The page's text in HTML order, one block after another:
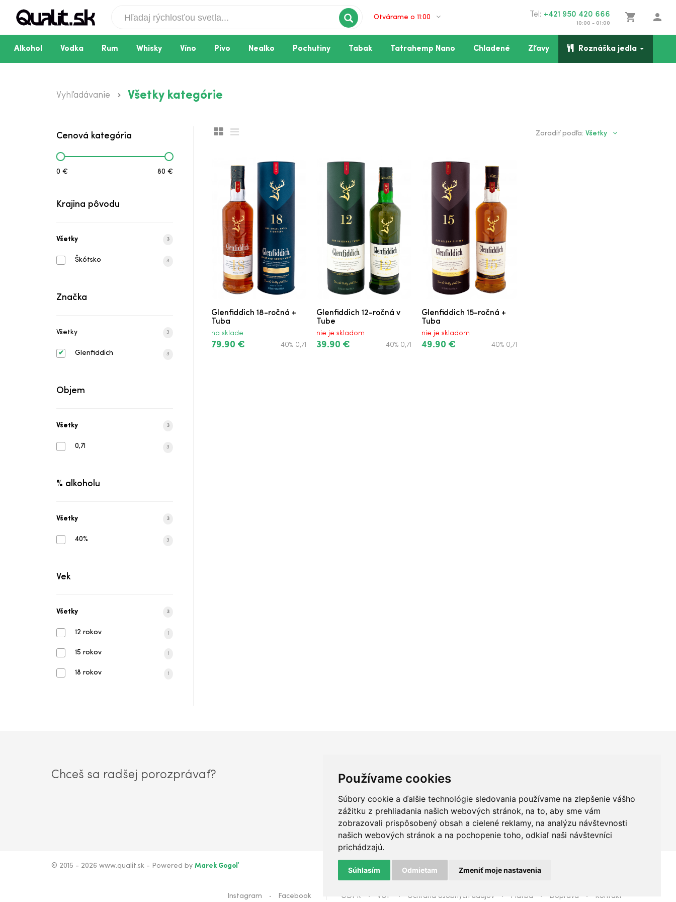
Používame cookies
Súbory cookie a ďalšie technológie sledovania používame na zlepšenie vášho
zážitku z prehliadania našich webových stránok, na to, aby sme vám
zobrazovali prispôsobený obsah a cielené reklamy, na analýzu návštevnosti
našich webových stránok a na pochopenie toho, odkiaľ naši návštevníci
prichádzajú.
Súhlasím Odmietam Zmeniť moje nastavenia
Otvárame o 11:00 Tel: +421 950 420 666
10:00 - 01:00
shopping_cart person
Alkohol Vodka Rum Whisky Víno Pivo Nealko Pochutiny Tabak Tatrahemp Nano Chladené Zľavy Roznáška jedla
Glenfiddich 12-ročná v Tube
Vyhľadávanie Všetky kategórie
Cenová kategória
0 € 80 €
Krajina pôvodu
Všetky 3
Škótsko 3
Značka
Všetky 3
Glenfiddich 3
Objem
Všetky 3
0,7l 3
% alkoholu
Všetky 3
40% 3
Vek
Všetky 3
12 rokov 1
15 rokov 1
18 rokov 1
Zoradiť podľa: Všetky
Glenfiddich 18-ročná +
Tuba
na sklade
79.90 € 40% 0,7l
Glenfiddich 12-ročná v
Tube
nie je skladom
39.90 € 40% 0,7l
Glenfiddich 15-ročná +
Tuba
nie je skladom
49.90 € 40% 0,7l
Chceš sa radšej porozprávať?
ahoj@qualit.sk Okružná 29, Prešov
© 2015 - 2026 www.qualit.sk - Powered by Marek Gogoľ
Instagram • Facebook GDPR • VOP • Ochrana osobných údajov • Platba • Doprava • Kontakt